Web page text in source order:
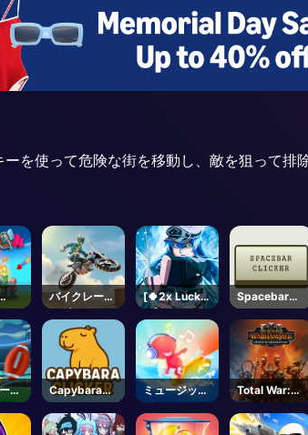
を使って危険な街を移動し、敵を狙って排
バイクレーシ
ング3
[🍀2x Luck
🍀] Sailor
Piece-
Roblox
Spacebar
Clicker
ル
Capybara
Clicker
ミュージック
パーティ
Total War:
WARHAMME
R III - Steam